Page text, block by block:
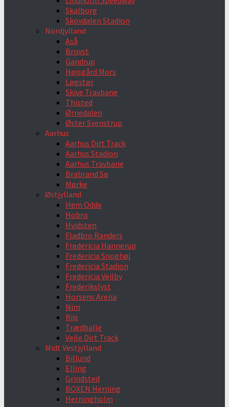
Skalborg
Skovdalen Stadion
Nordjylland
Aså
Brovst
Gandrup
Højsgård Mors
Løgstør
Skive Travbane
Thisted
Ørnedalen
Øster Svenstrup
Aarhus
Aarhus Dirt Track
Aarhus Stadion
Aarhus Travbane
Brabrand Sø
Mørke
Østjylland
Hem Odde
Hobro
Hvidsten
Fladbro Randers
Fredericia Hannerup
Fredericia Snoghøj
Fredericia Stadion
Fredericia Vejlby
Frederikslyst
Horsens Arena
Nim
Riis
Trædballe
Vejle Dirt Track
Midt Vestjylland
Billund
Elling
Grindsted
BOXEN Herning
Herningholm